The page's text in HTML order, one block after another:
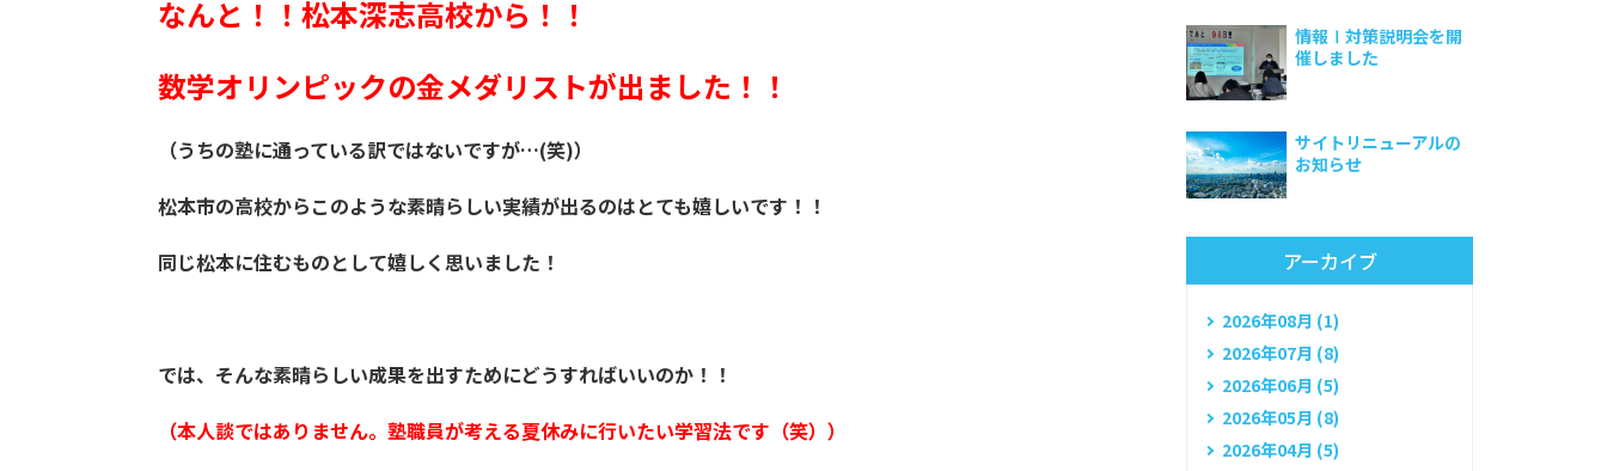
なんと！！松本深志高校から！！
数学オリンピックの金メダリストが出ました！！
（うちの塾に通っている訳ではないですが…(笑)）
松本市の高校からこのような素晴らしい実績が出るのはとても嬉しいです！！
同じ松本に住むものとして嬉しく思いました！
では、そんな素晴らしい成果を出すためにどうすればいいのか！！
（本人談ではありません。塾職員が考える夏休みに行いたい学習法です（笑））
情報Ⅰ対策説明会を開
催しました
サイトリニューアルの
お知らせ
アーカイブ
2026年08月 (1)
2026年07月 (8)
2026年06月 (5)
2026年05月 (8)
2026年04月 (5)